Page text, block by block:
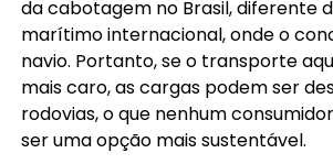
da cabotagem no Brasil, diferente
marítimo internacional, onde o
navio. Portanto, se o transporte
mais caro, as cargas podem ser
rodovias, o que nenhum
ser uma opção mais sustentável.